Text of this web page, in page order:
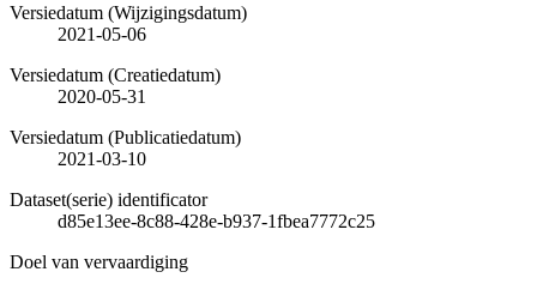
Versiedatum (Wijzigingsdatum)
2021-05-06
Versiedatum (Creatiedatum)
2020-05-31
Versiedatum (Publicatiedatum)
2021-03-10
Dataset(serie) identificator
d85e13ee-8c88-428e-b937-1fbea7772c25
Doel van vervaardiging